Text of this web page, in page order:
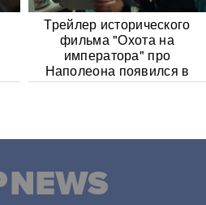
Трейлер исторического
фильма "Охота на
императора" про
Наполеона появился в
Сети